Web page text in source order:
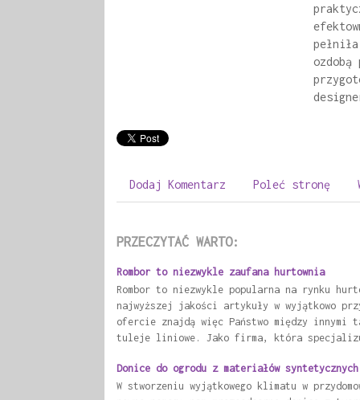
ozdobą
Dodaj Komentarz Poleć stronę
PRZECZYTAĆ WARTO:
Rombor to niezwykle zaufana hurtownia
Rombor to niezwykle popularna na rynku
najwyższej jakości artykuły w wyjątkowo
ofercie znajdą więc Państwo między
tuleje liniowe. Jako firma, która
Donice do ogrodu z materiałów syntetycznych
W stworzeniu wyjątkowego klimatu w